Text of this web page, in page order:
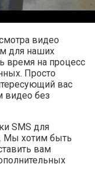
видео
для наших
время на процесс
Просто
вас
видео без
SMS для
Мы хотим быть
вам